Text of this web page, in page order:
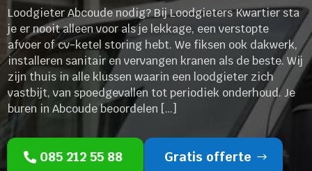
Loodgieter Abcoude nodig? Bij Loodgieters Kwartier sta
je er nooit alleen voor als je lekkage, een verstopte
afvoer of cv-ketel storing hebt. We fiksen ook dakwerk,
installeren sanitair en vervangen kranen als de beste. Wij
zijn thuis in alle klussen waarin een loodgieter zich
vastbijt, van spoedgevallen tot periodiek onderhoud. Je
buren in Abcoude beoordelen […]
085 212 55 88 Gratis offerte